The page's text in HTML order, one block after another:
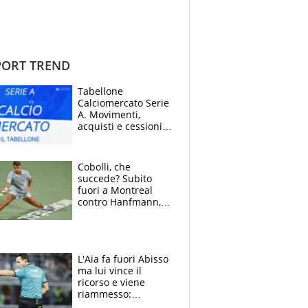
TREND
Tabellone
Calciomercato Serie
A. Movimenti,
acquisti e cessioni:
Cobolli, che
succede? Subito
fuori a Montreal
contro Hanfmann,
L'Aia fa fuori Abisso
ma lui vince il
ricorso e viene
riammesso: